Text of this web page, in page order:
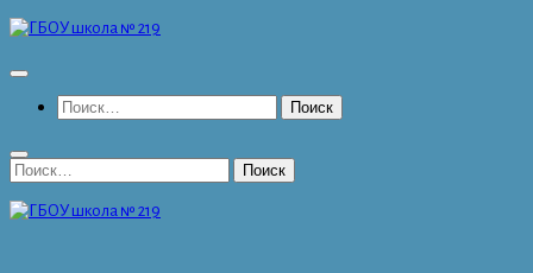
Перейти
содержимому
Найти:
Найти: